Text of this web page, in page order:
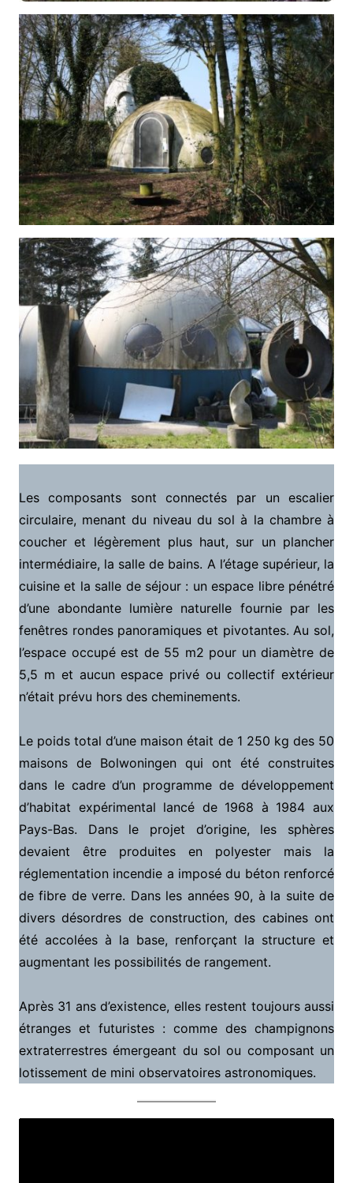
Les composants sont connectés par un escalier
circulaire, menant du niveau du sol à la chambre à
coucher et légèrement plus haut, sur un plancher
intermédiaire, la salle de bains. A l’étage supérieur, la
cuisine et la salle de séjour : un espace libre pénétré
d’une abondante lumière naturelle fournie par les
fenêtres rondes panoramiques et pivotantes. Au sol,
l’espace occupé est de 55 m2 pour un diamètre de
5,5 m et aucun espace privé ou collectif extérieur
n’était prévu hors des cheminements.
Le poids total d’une maison était de 1 250 kg des 50
maisons de Bolwoningen qui ont été construites
dans le cadre d’un programme de développement
d’habitat expérimental lancé de 1968 à 1984 aux
Pays-Bas. Dans le projet d’origine, les sphères
devaient être produites en polyester mais la
réglementation incendie a imposé du béton renforcé
de fibre de verre. Dans les années 90, à la suite de
divers désordres de construction, des cabines ont
été accolées à la base, renforçant la structure et
augmentant les possibilités de rangement.
Après 31 ans d’existence, elles restent toujours aussi
étranges et futuristes : comme des champignons
extraterrestres émergeant du sol ou composant un
lotissement de mini observatoires astronomiques.